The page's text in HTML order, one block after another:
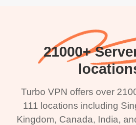
wanted to say thank
and keep up the good
work.
habe. A 10/10.
21000+
Turbo VPN offers over
111 locations including
Kingdom, Canada, India,